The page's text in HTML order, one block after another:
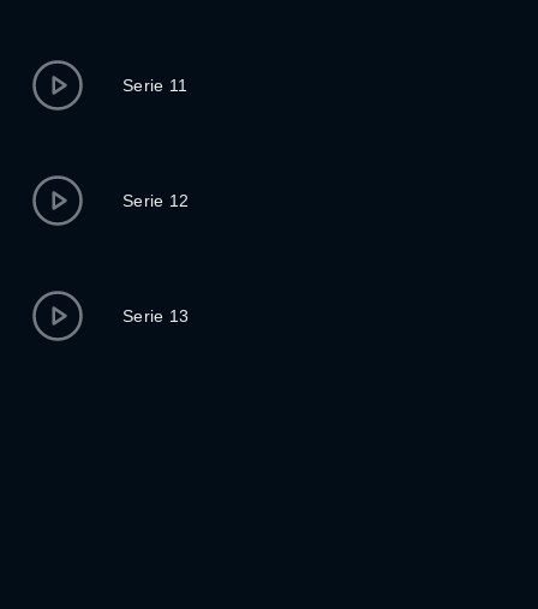
Serie 11
Serie 12
Serie 13